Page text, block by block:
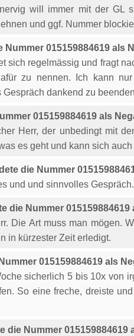
will immer mit der GL
und ggf. Nummer
Nummer 015159884619 als
sich regelmässig und fragt
zu nennen. Ich kann
dankend zu
015159884619 als
Herr, der unbedingt mit
es geht und kann sich
die Nummer
und und sinnvolles
die Nummer 015159884619
Die Art muss man mögen.
in kürzester Zeit erledigt.
015159884619 als
sicherlich 5 bis 10x von
So eine freche, dreiste
die Nummer 015159884619